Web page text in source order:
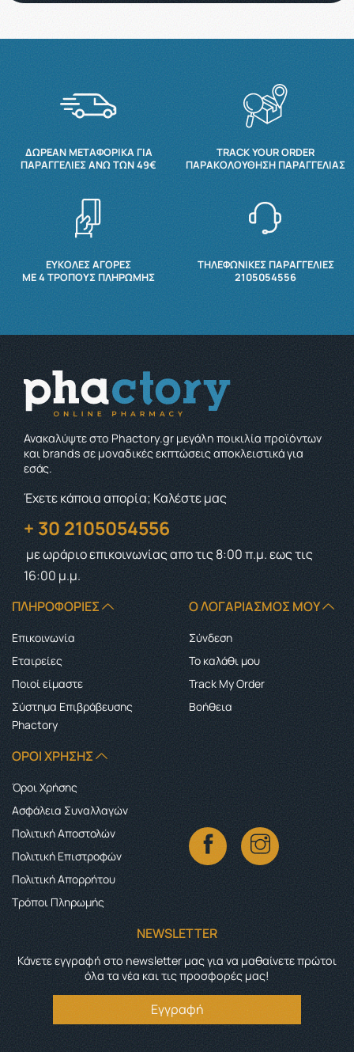
ΔΩΡΕΆΝ ΜΕΤΑΦΟΡΙΚΆ ΓΙΑ
ΠΑΡΑΓΓΕΛΊΕΣ ΆΝΩ ΤΩΝ 49€
TRACK YOUR ORDER
ΠΑΡΑΚΟΛΟΎΘΗΣΗ ΠΑΡΑΓΓΕΛΊΑΣ
ΕΥΚΟΛΕΣ ΑΓΟΡΕΣ
ΜΕ 4 ΤΡΌΠΟΥΣ ΠΛΗΡΩΜΉΣ
ΤΗΛΕΦΩΝΙΚΕΣ ΠΑΡΑΓΓΕΛΙΕΣ
2105054556
Ανακαλύψτε στο Phactory.gr μεγάλη ποικιλία προϊόντων
και brands σε μοναδικές εκπτώσεις αποκλειστικά για
εσάς.
Έχετε κάποια απορία; Καλέστε μας
+ 30 2105054556
με ωράριο επικοινωνίαςαπο τις 8:00 π.μ. εως τις
16:00 μ.μ.
ΠΛΗΡΟΦΟΡΊΕΣ
Επικοινωνία
Εταιρείες
Ποιοί είμαστε
Σύστημα Επιβράβευσης
Phactory
Ο ΛΟΓΑΡΙΑΣΜΌΣ ΜΟΥ
Σύνδεση
Το καλάθι μου
Track My Order
Boήθεια
ΌΡΟΙ ΧΡΉΣΗΣ
Όροι Χρήσης
Ασφάλεια Συναλλαγών
Πολιτική Αποστολών
Πολιτική Επιστροφών
Πολιτική Απορρήτου
Τρόποι Πληρωμής
NEWSLETTER
Κάνετε εγγραφή στο newsletter μας για να μαθαίνετε πρώτοι
όλα τα νέα και τις προσφορές μας!
Εγγραφή